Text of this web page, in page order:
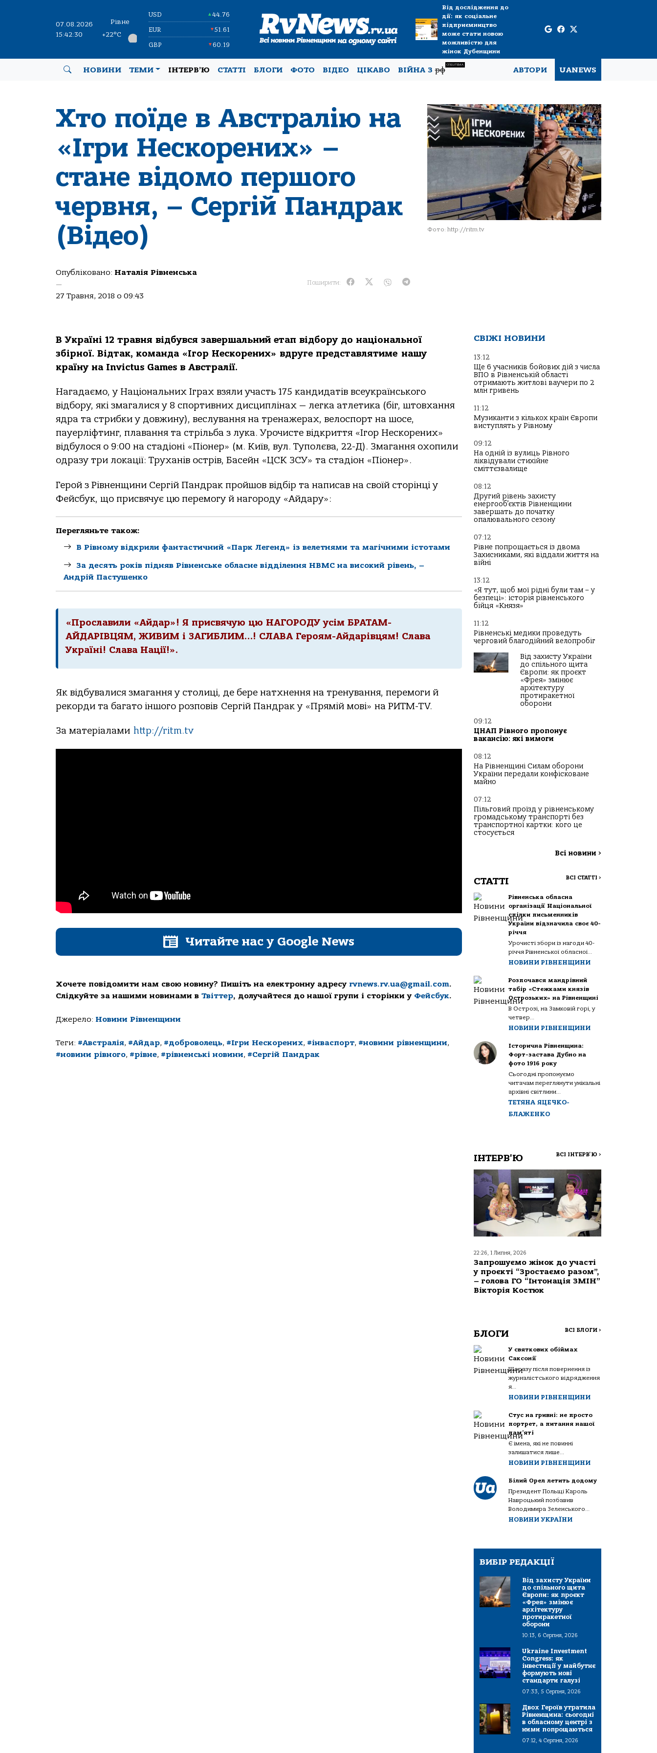
07.08.2026
15:42:31
Рівне
+22°C
USD ▲44.76
EUR ▼51.61
GBP ▼60.19
Від дослідження до
дії: як соціальне
підприємництво
може стати новою
можливістю для
жінок Дубенщини
НОВИНИ ТЕМИ ІНТЕРВ’Ю СТАТТІ БЛОГИ ФОТО ВІДЕО ЦІКАВО ВІЙНА Зрф
СПЕЦТЕМА
АВТОРИ UANEWS
Хто поїде в Австралію на
«Ігри Нескорених» –
стане відомо першого
червня, – Сергій Пандрак
(Відео)
Опубліковано: Наталія Рівненська
—
27 Травня, 2018 о 09:43
Поширити:
Фото: http://ritm.tv
В Україні 12 травня відбувся завершальний етап відбору до національної
збірної. Відтак, команда «Ігор Нескорених» вдруге представлятиме нашу
країну на Invictus Games в Австралії.
Нагадаємо, у Національних Іграх взяли участь 175 кандидатів всеукраїнського
відбору, які змагалися у 8 спортивних дисциплінах — легка атлетика (біг, штовхання
ядра та стрибки у довжину), веслування на тренажерах, велоспорт на шосе,
пауерліфтинг, плавання та стрільба з лука. Урочисте відкриття «Ігор Нескорених»
відбулося о 9:00 на стадіоні «Піонер» (м. Київ, вул. Туполєва, 22-Д). Змагання охопили
одразу три локації: Труханів острів, Басейн «ЦСК ЗСУ» та стадіон «Піонер».
Герой з Рівненщини Сергій Пандрак пройшов відбір та написав на своїй сторінці у
Фейсбук, що присвячує цю перемогу й нагороду «Айдару»:
Перегляньте також:
В Рівному відкрили фантастичний «Парк Легенд» із велетнями та магічними істотами
За десять років підняв Рівненське обласне відділення НВМС на високий рівень, –
Андрій Пастушенко
«Прославили «Айдар»! Я присвячую цю НАГОРОДУ усім БРАТАМ-
АЙДАРІВЦЯМ, ЖИВИМ і ЗАГИБЛИМ…! СЛАВА Героям-Айдарівцям! Слава
Україні! Слава Нації!».
Як відбувалися змагання у столиці, де бере натхнення на тренування, перемоги й
рекорди та багато іншого розповів Сергій Пандрак у «Прямій мові» на РИТМ-TV.
За матеріалами http://ritm.tv
Читайте нас у Google News
Хочете повідомити нам свою новину? Пишіть на електронну адресу rvnews.rv.ua@gmail.com.
Слідкуйте за нашими новинами в Твіттер, долучайтеся до нашої групи і сторінки у Фейсбук.
Джерело: Новини Рівненщини
Теги: #Австралія, #Айдар, #доброволець, #Ігри Нескорених, #інваспорт, #новини рівненщини,
#новини рівного, #рівне, #рівненські новини, #Сергій Пандрак
СВІЖІ НОВИНИ
13:12
Ще 6 учасників бойових дій з числа
ВПО в Рівненській області
отримають житлові ваучери по 2
млн гривень
11:12
Музиканти з кількох країн Європи
виступлять у Рівному
09:12
На одній із вулиць Рівного
ліквідували стихійне
сміттєзвалище
08:12
Другий рівень захисту
енергооб’єктів Рівненщини
завершать до початку
опалювального сезону
07:12
Рівне попрощається із двома
Захисниками, які віддали життя на
війні
13:12
«Я тут, щоб мої рідні були там – у
безпеці»: історія рівненського
бійця «Князя»
11:12
Рівненські медики проведуть
черговий благодійний велопробіг
Від захисту України
до спільного щита
Європи: як проєкт
«Фрея» змінює
архітектуру
протиракетної
оборони
09:12
ЦНАП Рівного пропонує
вакансію: які вимоги
08:12
На Рівненщині Силам оборони
України передали конфісковане
майно
07:12
Пільговий проїзд у рівненському
громадському транспорті без
транспортної картки: кого це
стосується
Всі новини >
СТАТТІ ВСІ СТАТТІ >
Рівненська обласна
організації Національної
спілки письменників
України відзначила своє 40-
річчя
Урочисті збори із нагоди 40-
річчя Рівненської обласної...
НОВИНИ РІВНЕНЩИНИ
Розпочався мандрівний
табір «Стежками князів
Острозьких» на Рівненщині
В Острозі, на Замковій горі, у
четвер...
НОВИНИ РІВНЕНЩИНИ
Історична Рівненщина:
Форт-застава Дубно на
фото 1916 року
Сьогодні пропонуємо
читачам переглянути унікальні
архівні світлини...
ТЕТЯНА ЯЦЕЧКО-
БЛАЖЕНКО
ІНТЕРВ'Ю ВСІ ІНТЕРВ'Ю >
22:26, 1 Липня, 2026
Запрошуємо жінок до участі
у проєкті “Зростаємо разом”,
– голова ГО “Інтонація ЗМІН”
Вікторія Костюк
БЛОГИ ВСІ БЛОГИ >
У святкових обіймах
Саксонії
Щоразу після повернення із
журналістського відрядження
я...
НОВИНИ РІВНЕНЩИНИ
Стус на гривні: не просто
портрет, а питання нашої
пам’яті
Є імена, які не повинні
залишатися лише...
НОВИНИ РІВНЕНЩИНИ
Білий Орел летить додому
Президент Польщі Кароль
Навроцький позбавив
Володимира Зеленського...
НОВИНИ УКРАЇНИ
ВИБІР РЕДАКЦІЇ
Від захисту України
до спільного щита
Європи: як проєкт
«Фрея» змінює
архітектуру
протиракетної
оборони
10:13, 6 Серпня, 2026
Ukraine Investment
Congress: як
інвестиції у майбутнє
формують нові
стандарти галузі
07:33, 5 Серпня, 2026
Двох Героїв утратила
Рівненщина: сьогодні
в обласному центрі з
ними попрощаються
07:12, 4 Серпня, 2026